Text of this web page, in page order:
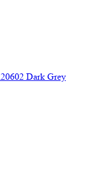
Dark Grey